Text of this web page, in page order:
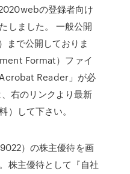
の登録者向け
しました。 一般公開
まで公開しておりま
Format）ファイ
Reader」が必
右のリンクより最新
）して下さい。
）の株主優待を画
株主優待として『自社